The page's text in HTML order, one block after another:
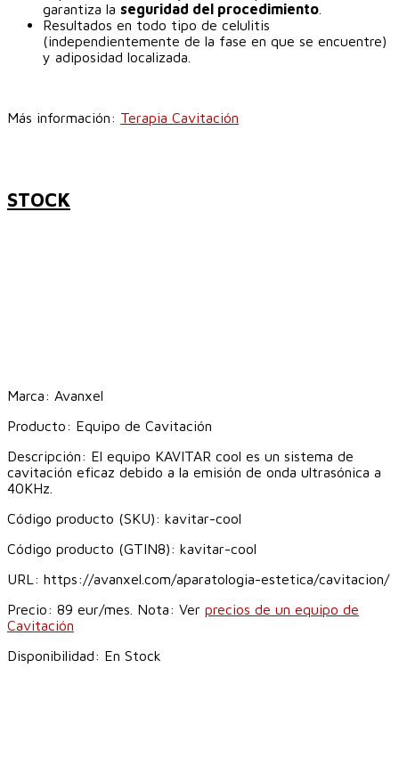
garantiza la seguridad del procedimiento
Resultados en todo tipo de celulitis
(independientemente de la fase en que se encuentre)
y adiposidad localizada.
Más información: Terapia Cavitación
STOCK
Marca: Avanxel
Producto: Equipo de Cavitación
Descripción: El equipo KAVITAR cool es un sistema de
cavitación eficaz debido a la emisión de onda ultrasónica a
40KHz.
Código producto (SKU): kavitar-cool
Código producto (GTIN8): kavitar-cool
URL: https://avanxel.com/aparatologia-estetica/cavitacion/
Precio: 89 eur/mes. Nota: Ver precios de un equipo de
Cavitación
Disponibilidad: En Stock